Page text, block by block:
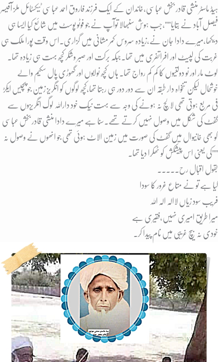
ہیڈ ماسٹر منشی قادر بخش عباسی،خاندان کے ایک فرزند فاروق احمد عباسی ٹیکسٹائل ملز آفیسر
فیصل آباد نے بتایا””،جب ہوش سنبھالا توآپ نے جو فوٹو پوسٹ میں شائع کیا ایسا ہی
دیکھا,میرے دادا جان نے،زیادہ سروس کمر مشانی میں گزاری۔اس وقت پورا ملک ہی
غربت کی لپیٹ اور افراتفری میں تھا۔جبکہ برکت اور صبر وشکر کچھ بہت ہی زیادہ تھا۔
لوٹ مار اور نو دولتیوں کا کم کم رواج تھا۔ ہاں کچھ نوابوں اور گھوڑی پال سکیم والے
خوشحال لیکن تنخواہ دار طبقہ ان سے دور دور ہی رہتا تھا،کچھ لوگوں کو انگریز زمین جو پچیس ایکڑ
فی مربع ہوتی تھی لالچ نہ ہونے کی وجہ سے بہت نیک خود داراللہ لوگ انگریزوں سے
گفٹ کی شکل میں وصول نہیں کرتے تھے۔سنا ہے میرے دادا منشی قادر بخش عباسی
کو بھی خانیوال میں گفٹ کی صورت میں زمین الاٹ ہوئی تھی جو انھوں نے وصول نہ
کی یعنی اس پیشکش کو ٹھکرا دیا تھا۔””
بقول اقبال رح۔۔۔۔۔
کیا ہے تو نے متاع غرور کا سودا
فریب سود زیاں لاالہ الہ اللہ
میرا طریق امیری نہیں،فقیری ہے
خودی نہ بیچ غریبی میں نام پیدا کر۔